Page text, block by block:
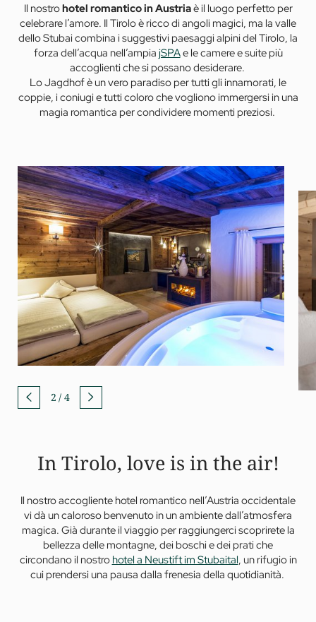
Il nostrohotel romantico in Austriaè il luogo perfetto per
celebrare l’amore. Il Tirolo è ricco di angoli magici, ma la valle
dello Stubai combina i suggestivi paesaggi alpini del Tirolo, la
forza dell’acqua nell’ampia jSPAe le camere e suite più
accoglienti che si possano desiderare.
Lo Jagdhof è un vero paradiso per tutti gli innamorati, le
coppie, i coniugi e tutti coloro che vogliono immergersi in una
magia romantica per condividere momenti preziosi.
2 / 4
In Tirolo, love is in the air!
Il nostro accogliente hotel romantico nell’Austria occidentale
vi dà un caloroso benvenuto in un ambiente dall’atmosfera
magica. Già durante il viaggio per raggiungerci scoprirete la
bellezza delle montagne, dei boschi e dei prati che
circondano il nostro hotel a Neustift im Stubaital, un rifugio in
cui prendersi una pausa dalla frenesia della quotidianità.